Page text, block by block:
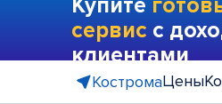
Купите
сервис с
клиентами
КостромаЦены